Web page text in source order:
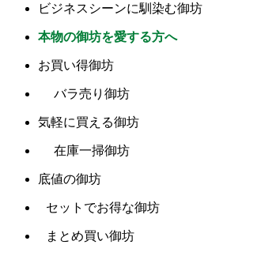
ビジネスシーンに馴染む御坊
本物の御坊を愛する方へ
お買い得御坊
バラ売り御坊
気軽に買える御坊
在庫一掃御坊
底値の御坊
セットでお得な御坊
まとめ買い御坊